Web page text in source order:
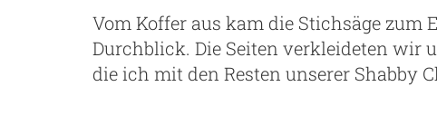
Vom Koffer aus kam die Stichsäge
Durchblick. Die Seiten verkleideten wir
die ich mit den Resten unserer Shabby